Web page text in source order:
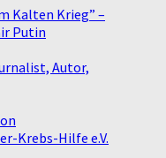
Kalten Krieg” –
Putin
Autor,
Krebs-Hilfe e.V.